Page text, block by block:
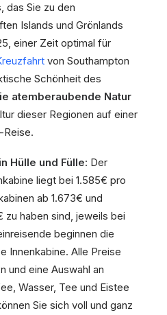
das Sie zu den
Islands und Grönlands
einer Zeit optimal für
von Southampton
Schönheit des
atemberaubende Natur
dieser Regionen auf einer
Hülle und Fülle: Der
liegt bei 1.585€ pro
ab 1.673€ und
zu haben sind, jeweils bei
beginnen die
Innenkabine. Alle Preise
und eine Auswahl an
Wasser, Tee und Eistee
Sie sich voll und ganz